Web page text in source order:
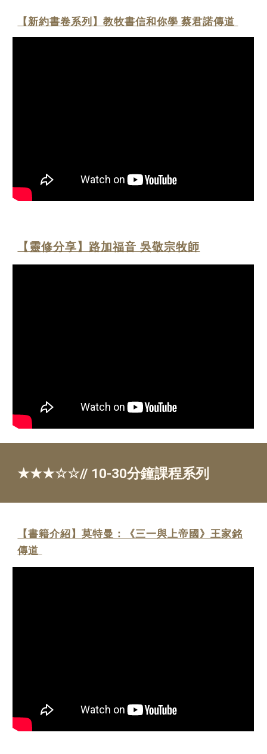
【新約書卷系列】教牧書信和你學 蔡君諾傳道
【靈修分享】路加福音 吳敬宗牧師
★★★☆☆// 10-30分鐘課程系列
【書籍介紹】莫特曼：《三一與上帝國》王家銘
傳道